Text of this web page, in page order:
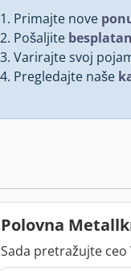
Primajte nove
Pošaljite
Varirajte svoj
Pregledajte naše
Polovna
Sada pretražujte ceo